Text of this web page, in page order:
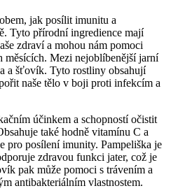
jak posílit ⁢imunitu a
Tyto přírodní‍ ingredience⁤ mají
zdraví a mohou nám pomoci
měsících. ‍Mezi nejoblíbenější⁤ jarní‌
a ‌šťovík. Tyto⁤ rostliny obsahují⁤
naše tělo v boji proti infekcím a⁢
účinkem a⁢ schopností ‌očistit‌
také hodně vitamínu C a
pro posílení imunity. Pampeliška⁢ je
zdravou funkci jater, což je
‌pak⁣ může⁣ pomoci s trávením a
antibakteriálním vlastnostem.